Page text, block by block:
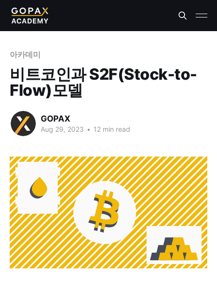
아카데미
비트코인과 S2F(Stock-to-
Flow)모델
GOPAX
Aug 29, 2023 • 12 min read